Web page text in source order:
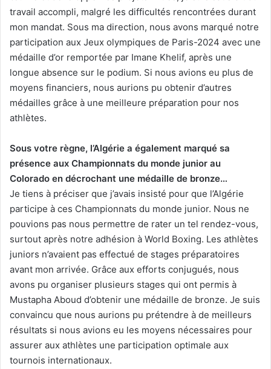
travail accompli, malgré les difficultés rencontrées durant
mon mandat. Sous ma direction, nous avons marqué notre
participation aux Jeux olympiques de Paris-2024 avec une
médaille d’or remportée par Imane Khelif, après une
longue absence sur le podium. Si nous avions eu plus de
moyens financiers, nous aurions pu obtenir d’autres
médailles grâce à une meilleure préparation pour nos
athlètes.
Sous votre règne, l’Algérie a également marqué sa
présence aux Championnats du monde junior au
Colorado en décrochant une médaille de bronze…
Je tiens à préciser que j’avais insisté pour que l’Algérie
participe à ces Championnats du monde junior. Nous ne
pouvions pas nous permettre de rater un tel rendez-vous,
surtout après notre adhésion à World Boxing. Les athlètes
juniors n’avaient pas effectué de stages préparatoires
avant mon arrivée. Grâce aux efforts conjugués, nous
avons pu organiser plusieurs stages qui ont permis à
Mustapha Aboud d’obtenir une médaille de bronze. Je suis
convaincu que nous aurions pu prétendre à de meilleurs
résultats si nous avions eu les moyens nécessaires pour
assurer aux athlètes une participation optimale aux
tournois internationaux.